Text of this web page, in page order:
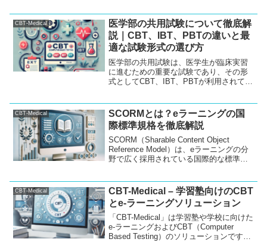
PBTの違い、LMSの具体的...
CBT-Medical
医学部の共用試験について徹底解
説｜CBT、IBT、PBTの違いと最
適な試験形式の選び方
医学部の共用試験は、医学生が臨床実習
に進むための重要な試験であり、その形
式としてCBT、IBT、PBTが利用されてい
いるかを詳しく解説し、医学生にとって
の最適な試験形式の選び方について説明
します。
CBT-Medical
SCORMとは？eラーニングの国
際標準規格を徹底解説
SCORM（Sharable Content Object
Reference Model）は、eラーニングの分
野で広く採用されている国際的な標準規
関係性について解説します。また、
CBT、IBT、PBTといった異なるテスト形
式との関係についても触れながら、
SCORMがeラーニングに与える影響につ
いても考察します。
CBT-Medical
CBT-Medical – 学習塾向けのCBT
とe-ラーニングソリューション
「CBT-Medical」は学習塾や学校に向けた
e-ラーニングおよびCBT（Computer
Based Testing）のソリューションです。